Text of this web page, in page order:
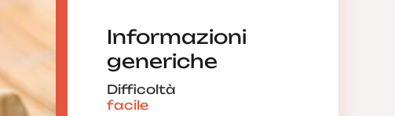
Informazioni
generiche
Difficoltà
facile